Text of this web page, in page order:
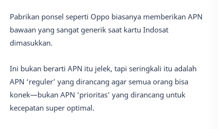
Pabrikan ponsel seperti Oppo biasanya memberikan APN
bawaan yang sangat generik saat kartu Indosat
dimasukkan.
Ini bukan berarti APN itu jelek, tapi seringkali itu adalah
APN ‘reguler’ yang dirancang agar semua orang bisa
konek—bukan APN ‘prioritas’ yang dirancang untuk
kecepatan super optimal.